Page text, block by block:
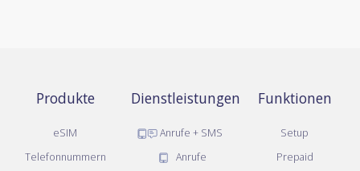
Produkte
eSIM
Telefonnummern
Dienstleistungen
Anrufe + SMS
Anrufe
Funktionen
Setup
Prepaid